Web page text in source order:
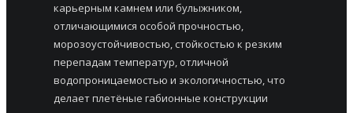
карьерным камнем или булыжником,
отличающимися особой прочностью,
морозоустойчивостью, стойкостью к резким
перепадам температур, отличной
водопроницаемостью и экологичностью, что
делает плетёные габионные конструкции